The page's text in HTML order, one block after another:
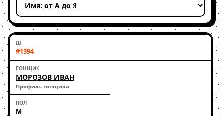
#1394
МОРОЗОВ ИВАН
Профиль гонщика
М